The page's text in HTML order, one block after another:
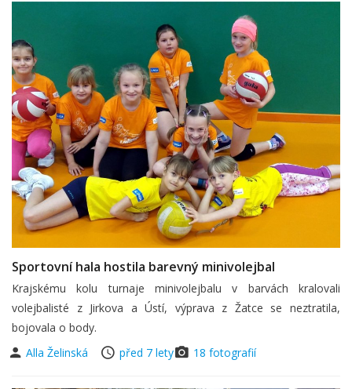
Sportovní hala hostila barevný minivolejbal
Krajskému kolu turnaje minivolejbalu v barvách kralovali
volejbalisté z Jirkova a Ústí, výprava z Žatce se neztratila,
bojovala o body.
Alla Želinská
před 7 lety 18 fotografií